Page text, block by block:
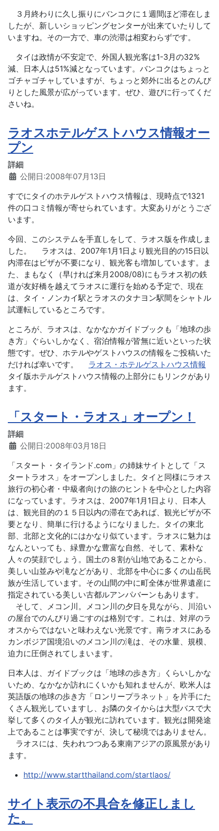
３月終わりに久し振りにバンコクに１週間ほど滞在しま
したが、新しいショッピングセンターが出来ていたりして
いますね。その一方で、車の渋滞は相変わらずです。
タイは政情が不安定で、外国人観光客は1-3月の32%
減、日本人は51%減となっています。バンコクはちょっと
ゴチャゴチャしていますが、ちょっと郊外に出るとのんび
りとした風景が広がっています。ぜひ、遊びに行ってくだ
さいね。
ラオスホテルゲストハウス情報オー
プン
詳細
公開日:2008年07月13日
すでにタイのホテルゲストハウス情報は、現時点で1321
件の口コミ情報が寄せられています。大変ありがとうござ
います。
今回、このシステムを手直しをして、ラオス版を作成しま
した。 ラオスは、2007年1月1日より観光目的の15日以
内滞在はビザが不要になり、観光客も増加しています。ま
た、まもなく（早ければ来月2008/08)にもラオス初の鉄
道が友好橋を越えてラオスに運行を始める予定で、現在
は、タイ・ノンカイ駅とラオスのタナヨン駅間をシャトル
試運転しているところです。
ところが、ラオスは、なかなかガイドブックも「地球の歩
き方」ぐらいしかなく、宿泊情報が皆無に近いといった状
態です。ぜひ、ホテルやゲストハウスの情報をご投稿いた
だければ幸いです。 ラオス・ホテルゲストハウス情報
タイ版ホテルゲストハウス情報の上部分にもリンクがあり
ます。
「スタート・ラオス」オープン！
詳細
公開日:2008年03月18日
「スタート・タイランド.com」の姉妹サイトとして「ス
タートラオス」をオープンしました。タイと同様にラオス
旅行の初心者・中級者向けの旅のヒントを中心とした内容
になっています。ラオスは、2007年1月1日より、日本人
は、観光目的の１５日以内の滞在であれば、観光ビザが不
要となり、簡単に行けるようになりました。タイの東北
部、北部と文化的にはかなり似ています。ラオスに魅力は
なんといっても、緑豊かな豊富な自然、そして、素朴な
人々の笑顔でしょう。国土の８割が山地であることから、
美しい山並みや滝などがあり、北部を中心に多くの山岳民
族が生活しています。その山間の中に町全体が世界遺産に
指定されている美しい古都ルアンパバーンもあります。
そして、メコン川。メコン川の夕日を見ながら、川沿い
の屋台でのんびり過ごすのは格別です。これは、対岸のラ
オスからではないと味わえない光景です。南ラオスにある
カンボジア国境沿いのメコン川の滝は、その水量、規模、
迫力に圧倒されてしまいます。
日本人は、ガイドブックは「地球の歩き方」くらいしかな
いため、なかなか訪れにくいかも知れませんが、欧米人は
英語版の地球の歩き方「ロンリープラネット」を片手にた
くさん観光していますし、お隣のタイからは大型バスで大
挙して多くのタイ人が観光に訪れています。観光は開発途
上であることは事実ですが、決して秘境ではありません。
ラオスには、失われつつある東南アジアの原風景があり
ます。
http://www.startthailand.com/startlaos/
サイト表示の不具合を修正しまし
た。